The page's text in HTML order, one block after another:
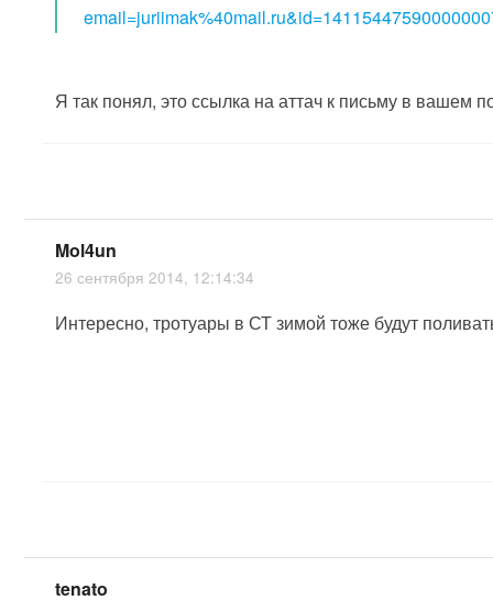
Я так понял, это ссылка на аттач к письму в вашем
Mol4un
26 сентября 2014, 12:14:34
Интересно, тротуары в СТ зимой тоже будут
tenato